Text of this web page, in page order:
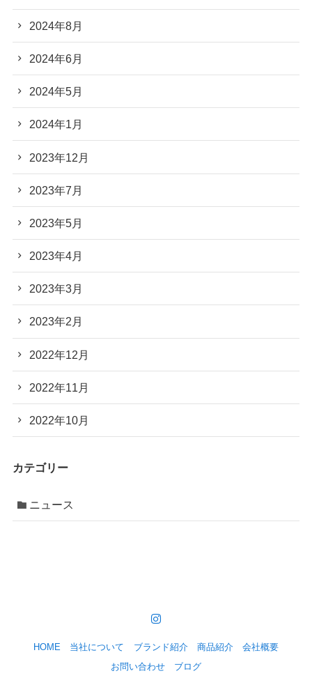
2024年8月
2024年6月
2024年5月
2024年1月
2023年12月
2023年7月
2023年5月
2023年4月
2023年3月
2023年2月
2022年12月
2022年11月
2022年10月
カテゴリー
ニュース
HOME 当社について ブランド紹介 商品紹介
会社概要
お問い合わせ
ブログ